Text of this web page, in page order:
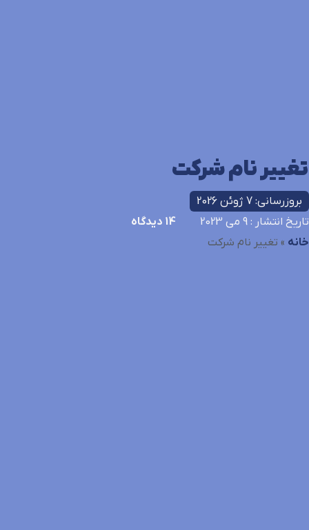
تغییر نام شرکت
بروزرسانی: 7 ژوئن 2026
تاریخ انتشار : 9 می 2023 14 دیدگاه
خانه » تغییر نام شرکت